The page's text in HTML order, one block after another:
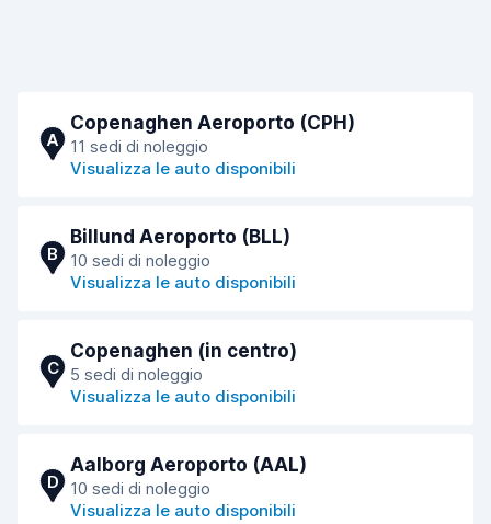
A
Copenaghen Aeroporto (CPH)
11 sedi di noleggio
Visualizza le auto disponibili
B
Billund Aeroporto (BLL)
10 sedi di noleggio
Visualizza le auto disponibili
C
Copenaghen (in centro)
5 sedi di noleggio
Visualizza le auto disponibili
D
Aalborg Aeroporto (AAL)
10 sedi di noleggio
Visualizza le auto disponibili